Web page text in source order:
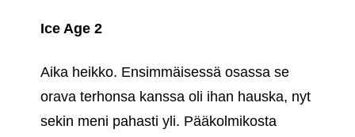
Ice Age 2
Aika heikko. Ensimmäisessä osassa se
orava terhonsa kanssa oli ihan hauska, nyt
sekin meni pahasti yli. Pääkolmikosta